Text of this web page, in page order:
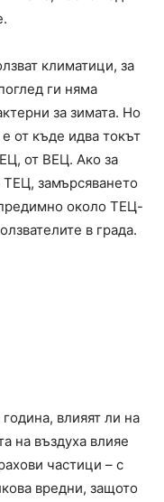
климатици, за
ги няма
за зимата. Но
от къде идва токът
от ВЕЦ. Ако за
ТЕЦ, замърсяването
около ТЕЦ-
в града.
влияят ли на
на въздуха влияе
частици – с
вредни, защото